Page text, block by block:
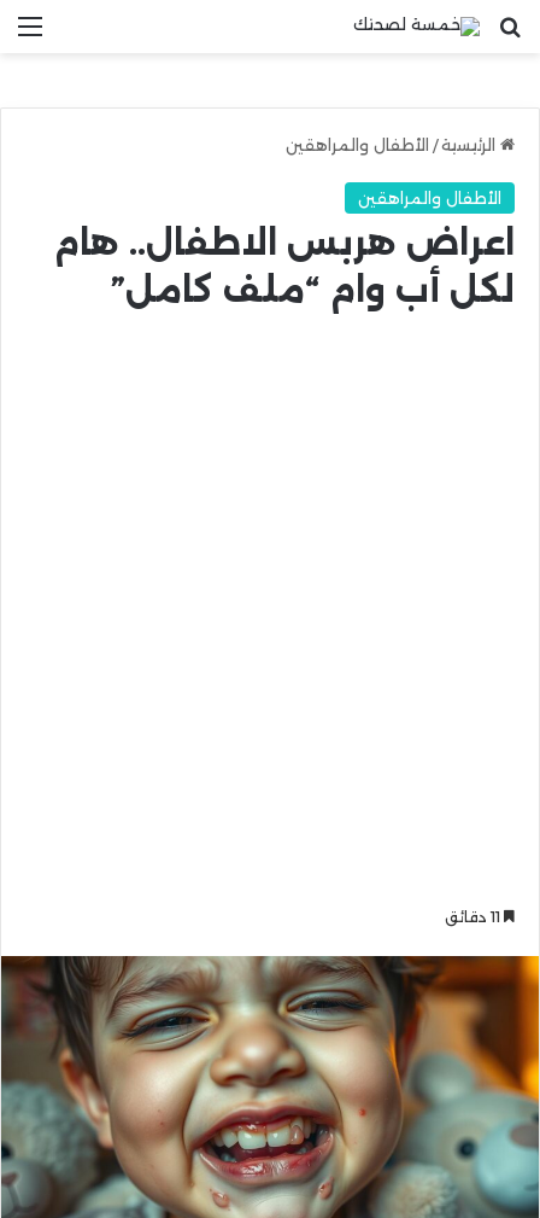
بحث عن
الرئيسية/ الأطفال والمراهقين
الأطفال والمراهقين
اعراض هربس الاطفال.. هام
لكل أب وام “ملف كامل”